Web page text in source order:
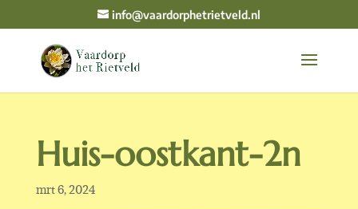
info@vaardorphetrietveld.nl
Huis-oostkant-2n
mrt 6, 2024